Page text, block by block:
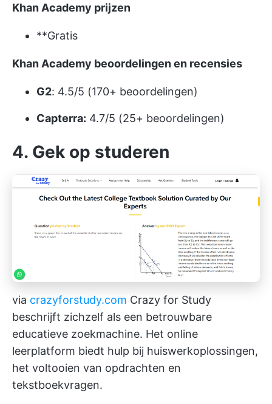
Khan Academy prijzen
**Gratis
Khan Academy beoordelingen en recensies
G2: 4.5/5 (170+ beoordelingen)
Capterra: 4.7/5 (25+ beoordelingen)
4. Gek op studeren
via crazyforstudy.com Crazy for Study
beschrijft zichzelf als een betrouwbare
educatieve zoekmachine. Het online
leerplatform biedt hulp bij huiswerkoplossingen,
het voltooien van opdrachten en
tekstboekvragen.